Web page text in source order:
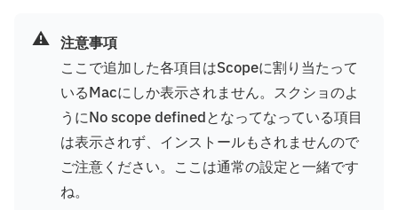
⚠️ 注意事項
ここで追加した各項目はScopeに割り当たって
いるMacにしか表示されません。スクショのよ
うにNo scope definedとなってなっている項目
は表示されず、インストールもされませんので
ご注意ください。ここは通常の設定と一緒です
ね。